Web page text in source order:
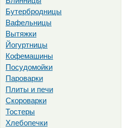
Бутербродницы
Вафельницы
Вытяжки
Йогуртницы
Кофемашины
Посудомойки
Пароварки
Плиты и печи
Скороварки
Тостеры
Хлебопечки